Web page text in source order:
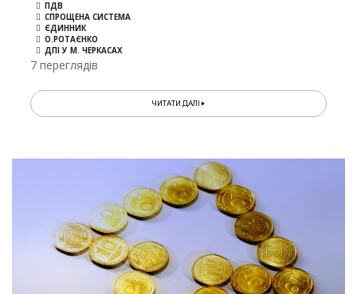
ПДВ
СПРОЩЕНА СИСТЕМА
ЄДИННИК
О.РОТАЄНКО
ДПІ У М. ЧЕРКАСАХ
7 переглядів
ЧИТАТИ ДАЛІ